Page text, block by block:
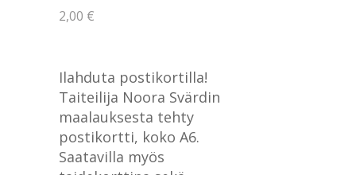
2,00 €
Ilahduta postikortilla!
Taiteilija Noora Svärdin
maalauksesta tehty
postikortti, koko A6.
Saatavilla myös